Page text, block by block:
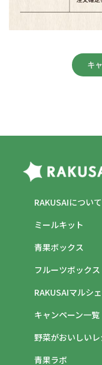
キ
RAKUSAIについて
ミールキット
青果ボックス
フルーツボックス
RAKUSAIマルシェ
キャンペーン一覧
野菜がおいしい
青果ラボ